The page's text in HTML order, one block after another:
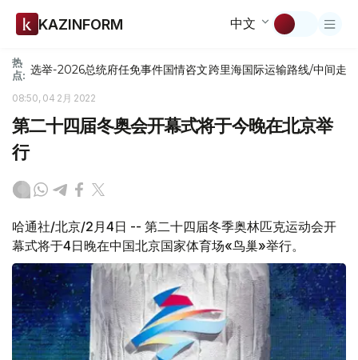
KAZINFORM 中文
热
点: 选举-2026总统府任免事件国情咨文跨里海国际运输路线/中间走廊
08:50, 04 2月 2022
第二十四届冬奥会开幕式将于今晚在北京举
行
哈通社/北京/2月4日 -- 第二十四届冬季奥林匹克运动会开
幕式将于4日晚在中国北京国家体育场«鸟巢»举行。